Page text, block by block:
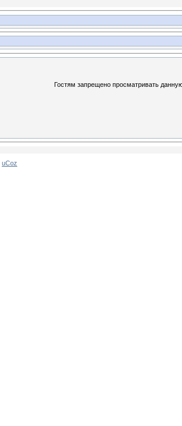
Гостям запрещено просматривать
uCoz